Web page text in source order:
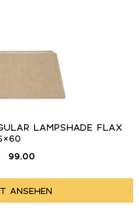
LAMPSHADE FLAX
99.00
ANSEHEN